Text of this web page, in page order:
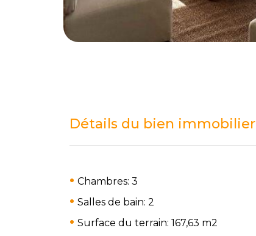
Détails du bien immobilier
Chambres: 3
Salles de bain: 2
Surface du terrain: 167,63 m2